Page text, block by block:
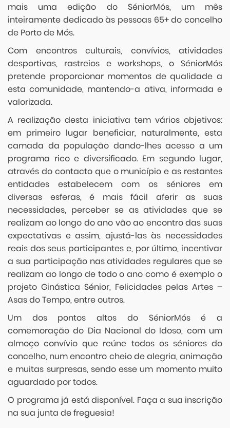
mais uma edição do SéniorMós, um mês
inteiramente dedicado às pessoas 65+ do concelho
de Porto de Mós.
Com encontros culturais, convívios, atividades
desportivas, rastreios e workshops, o SéniorMós
pretende proporcionar momentos de qualidade a
esta comunidade, mantendo-a ativa, informada e
valorizada.
A realização desta iniciativa tem vários objetivos:
em primeiro lugar beneficiar, naturalmente, esta
camada da população dando-lhes acesso a um
programa rico e diversificado. Em segundo lugar,
através do contacto que o município e as restantes
entidades estabelecem com os séniores em
diversas esferas, é mais fácil aferir as suas
necessidades, perceber se as atividades que se
realizam ao longo do ano vão ao encontro das suas
expectativas e assim, ajustá-las às necessidades
reais dos seus participantes e, por último, incentivar
a sua participação nas atividades regulares que se
realizam ao longo de todo o ano como é exemplo o
projeto Ginástica Sénior, Felicidades pelas Artes –
Asas do Tempo, entre outros.
Um dos pontos altos do SéniorMós é a
comemoração do Dia Nacional do Idoso, com um
almoço convívio que reúne todos os séniores do
concelho, num encontro cheio de alegria, animação
e muitas surpresas, sendo esse um momento muito
aguardado por todos.
O programa já está disponível. Faça a sua inscrição
na sua junta de freguesia!